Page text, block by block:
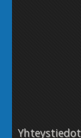
Yhteystiedot